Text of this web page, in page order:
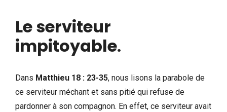
Le serviteur
impitoyable.
Dans Matthieu 18 : 23-35, nous lisons la parabole de
ce serviteur méchant et sans pitié qui refuse de
pardonner à son compagnon. En effet, ce serviteur avait